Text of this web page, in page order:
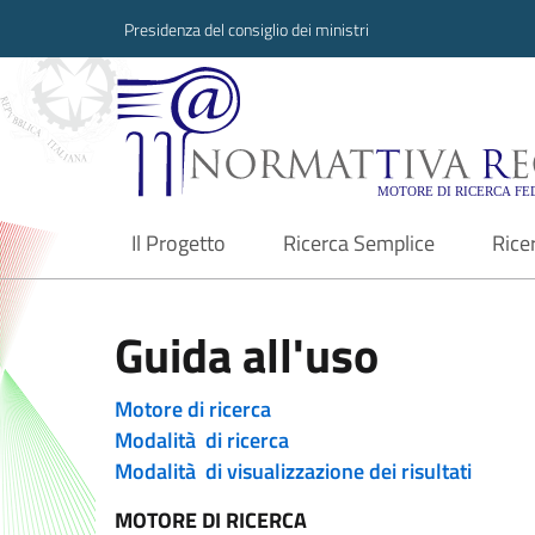
Presidenza del consiglio dei ministri
Normattiva
Il Progetto
current Ricerca Semplice
Guida all'uso
Motore di ricerca
Modalità di ricerca
Modalità di visualizzazione dei risultati
MOTORE DI RICERCA